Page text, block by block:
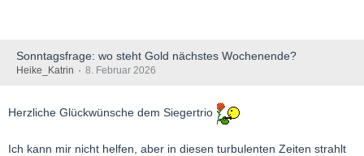
Sonntagsfrage: wo steht Gold nächstes Wochenende?
Heike_Katrin 8. Februar 2026
Herzliche Glückwünsche dem Siegertrio
Ich kann mir nicht helfen, aber in diesen turbulenten Zeiten strahlt